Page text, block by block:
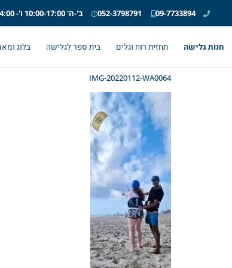
09-7733894
052-3798791 ב'-ה' 10:00-17:00 ו'- 09:00-14:00
חנות גלישה תחזית רוח וגלים בית ספר לגלישה בלוג
IMG-20220112-WA0064